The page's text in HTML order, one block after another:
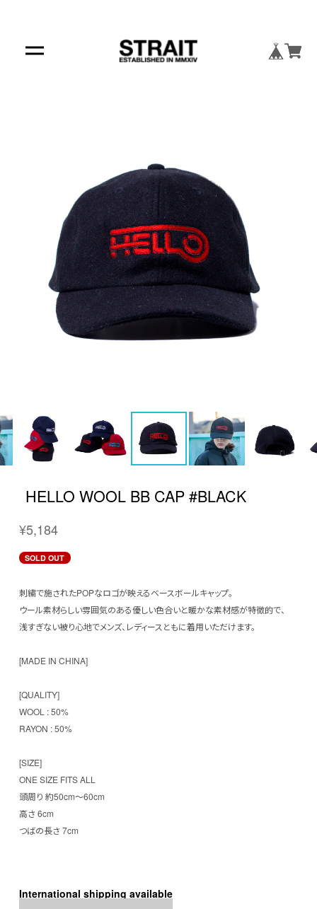
HELLO WOOL BB CAP #BLACK
¥5,184
SOLD OUT
刺繍で施されたPOPなロゴが映えるベースボールキャップ。
ウール素材らしい雰囲気のある優しい色合いと暖かな素材感が特徴的で、
浅すぎない被り心地でメンズ、レディースともに着用いただけます。
[MADE IN CHINA]
[QUALITY]
WOOL : 50%
RAYON : 50%
[SIZE]
ONE SIZE FITS ALL
頭周り 約50cm～60cm
高さ 6cm
つばの長さ 7cm
International shipping available